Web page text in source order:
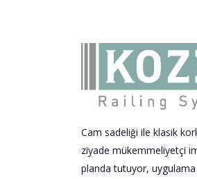
Cam sadeliği ile klasik
ziyade mükemmeliyetçi
planda tutuyor, uygulama